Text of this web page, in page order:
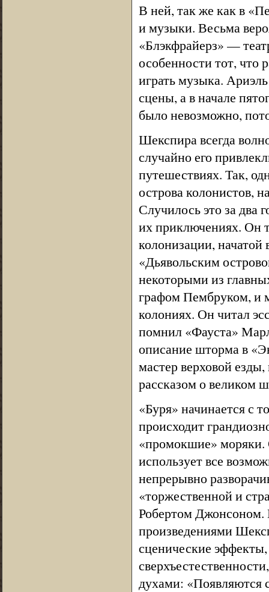
В ней, так же как в
и музыки. Весьма
«Блэкфрайерз» —
особенности тот, что
играть музыка.
сцены, а в начале
было невозможно,
Шекспира всегда
случайно его
путешествиях. Так,
острова колонистов,
Случилось это за
их приключениях. Он
колонизации,
«Дьявольским
некоторыми из
графом Пембруком, и
колониях. Он читал
помнил «Фауста»
описание шторма в
мастер верховой
рассказом о великом
«Буря» начинается с
происходит
«промокшие» моряки.
использует все
непрерывно
«торжественной и
Робертом Джонсоном.
произведениями
сценические
духами: «Появляются